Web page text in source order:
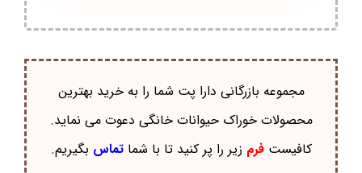
مجموعه بازرگانی دارا پت شما را به خرید بهترین
محصولات خوراک حيوانات خانگی دعوت می نماید.
کافیستفرم زیر را پر کنید تا با شماتماس بگیریم.